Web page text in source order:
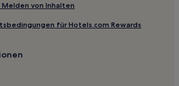
nahe Jungfernstieg
von Inhalten
für Hotels.com Rewards